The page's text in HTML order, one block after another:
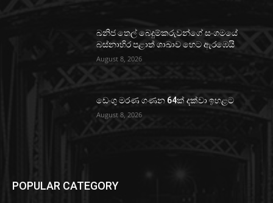
ඛනිජ තෙල් බෙදුම්කරුවන්ගේ සංගමයේ
බස්නාහිර පළාත් ශාඛාව හෙට ඇරඹෙයි
August 8, 2026
ඩෙංගු මරණ ගණන 64ක් දක්වා ඉහළට
August 8, 2026
POPULAR CATEGORY